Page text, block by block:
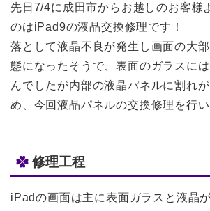
先日7/4に成田市からお越しのお客様
のはiPad9の液晶交換修理です！
落として液晶不良が発生し画面の大
態になったそうで、表面のガラスに
んでしたが内部の液晶パネルに割れ
め、今回液晶パネルの交換修理を行い
修理工程
iPadの画面は主に表面ガラスと液晶